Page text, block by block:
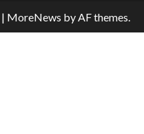
| MoreNews by AF themes.